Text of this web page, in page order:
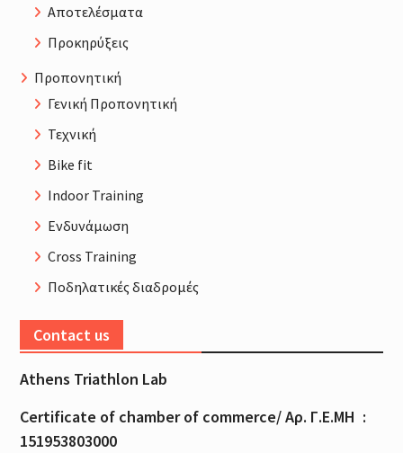
Αποτελέσματα
Προκηρύξεις
Προπονητική
Γενική Προπονητική
Τεχνική
Bike fit
Indoor Training
Ενδυνάμωση
Cross Training
Ποδηλατικές διαδρομές
Contact us
Athens Triathlon Lab
Certificate of chamberof commerce/Αρ. Γ.Ε.ΜΗ :
151953803000